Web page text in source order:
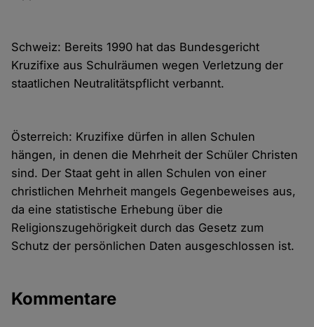
Schweiz: Bereits 1990 hat das Bundesgericht
Kruzifixe aus Schulräumen wegen Verletzung der
staatlichen Neutralitätspflicht verbannt.
Österreich: Kruzifixe dürfen in allen Schulen
hängen, in denen die Mehrheit der Schüler Christen
sind. Der Staat geht in allen Schulen von einer
christlichen Mehrheit mangels Gegenbeweises aus,
da eine statistische Erhebung über die
Religionszugehörigkeit durch das Gesetz zum
Schutz der persönlichen Daten ausgeschlossen ist.
Kommentare